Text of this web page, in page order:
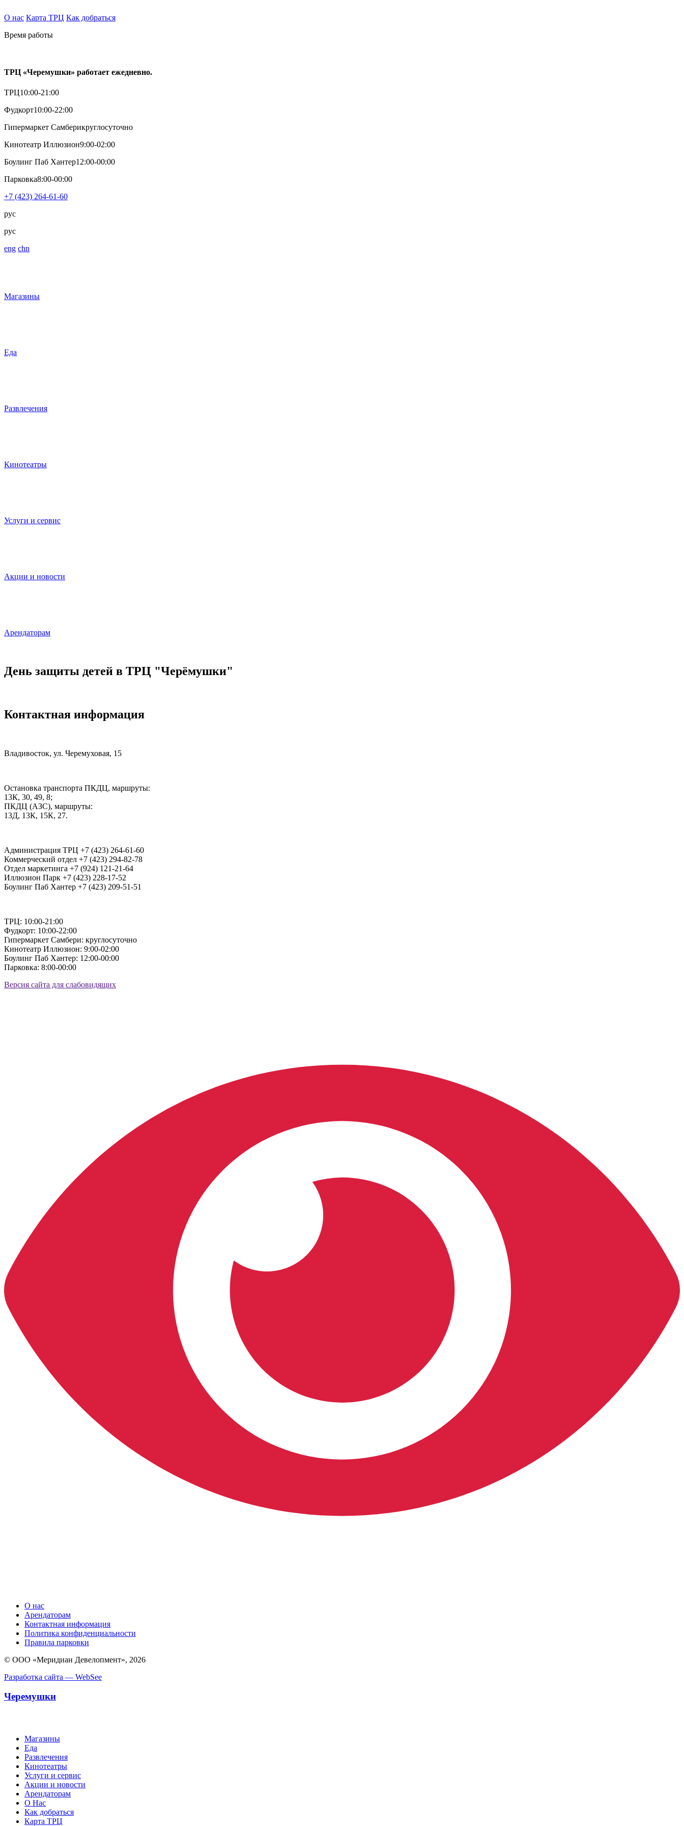
О нас Карта ТРЦ Как добраться
Время работы
ТРЦ «Черемушки» работает ежедневно.
ТРЦ10:00-21:00
Фудкорт10:00-22:00
Гипермаркет Самберикруглосуточно
Кинотеатр Иллюзион9:00-02:00
Боулинг Паб Хантер12:00-00:00
Парковка8:00-00:00
+7 (423) 264-61-60
рус
рус
eng chn
Магазины
Еда
Развлечения
Кинотеатры
Услуги и сервис
Акции и новости
Арендаторам
День защиты детей в ТРЦ "Черёмушки"
Контактная информация
Владивосток, ул. Черемуховая, 15
Остановка транспорта ПКДЦ, маршруты:
13К, 30, 49, 8;
ПКДЦ (АЗС), маршруты:
13Д, 13К, 15К, 27.
Администрация ТРЦ +7 (423) 264-61-60
Коммерческий отдел +7 (423) 294-82-78
Отдел маркетинга +7 (924) 121-21-64
Иллюзион Парк +7 (423) 228-17-52
Боулинг Паб Хантер +7 (423) 209-51-51
ТРЦ: 10:00-21:00
Фудкорт: 10:00-22:00
Гипермаркет Самбери: круглосуточно
Кинотеатр Иллюзион: 9:00-02:00
Боулинг Паб Хантер: 12:00-00:00
Парковка: 8:00-00:00
Версия сайта для слабовидящих
О нас
Арендаторам
Контактная информация
Политика конфиденциальности
Правила парковки
© ООО «Меридиан Девелопмент», 2026
Разработка сайта — WebSee
Черемушки
Магазины
Еда
Развлечения
Кинотеатры
Услуги и сервис
Акции и новости
Арендаторам
О Нас
Как добраться
Карта ТРЦ